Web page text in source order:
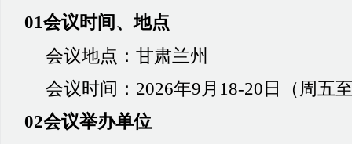
01会议时间、地点
会议地点 ： 甘肃兰州
会议时间 ： 2026年9月18-20日 （ 周五
02会议举办单位